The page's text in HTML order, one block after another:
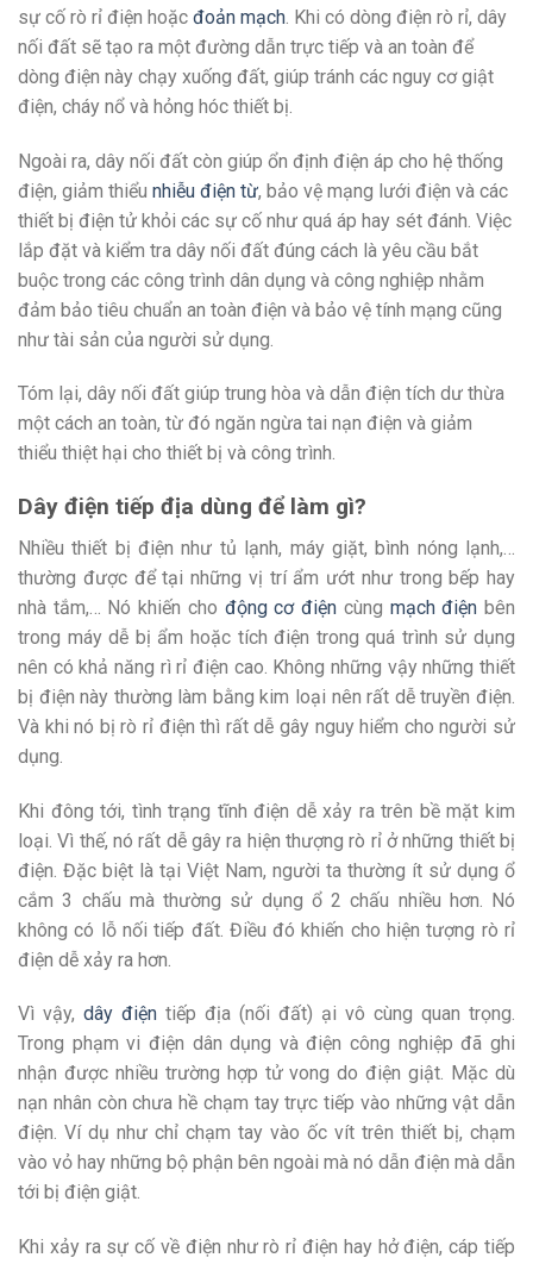
sự cố rò rỉ điện hoặc đoản mạch . Khi có dòng điện rò rỉ, dây
nối đất sẽ tạo ra một đường dẫn trực tiếp và an toàn để
dòng điện này chạy xuống đất, giúp tránh các nguy cơ giật
điện, cháy nổ và hỏng hóc thiết bị.
Ngoài ra, dây nối đất còn giúp ổn định điện áp cho hệ thống
điện, giảm thiểu nhiễu điện từ, bảo vệ mạng lưới điện và các
thiết bị điện tử khỏi các sự cố như quá áp hay sét đánh. Việc
lắp đặt và kiểm tra dây nối đất đúng cách là yêu cầu bắt
buộc trong các công trình dân dụng và công nghiệp nhằm
đảm bảo tiêu chuẩn an toàn điện và bảo vệ tính mạng cũng
như tài sản của người sử dụng.
Tóm lại, dây nối đất giúp trung hòa và dẫn điện tích dư thừa
một cách an toàn, từ đó ngăn ngừa tai nạn điện và giảm
thiểu thiệt hại cho thiết bị và công trình.
Dây điện tiếp địa dùng để làm gì?
Nhiều thiết bị điện như tủ lạnh, máy giặt, bình nóng lạnh,…
thường được để tại những vị trí ẩm ướt như trong bếp hay
nhà tắm,… Nó khiến cho động cơ điện cùng mạch điện bên
trong máy dễ bị ẩm hoặc tích điện trong quá trình sử dụng
nên có khả năng rì rỉ điện cao. Không những vậy những thiết
bị điện này thường làm bằng kim loại nên rất dễ truyền điện.
Và khi nó bị rò rỉ điện thì rất dễ gây nguy hiểm cho người sử
dụng.
Khi đông tới, tình trạng tĩnh điện dễ xảy ra trên bề mặt kim
loại. Vì thế, nó rất dễ gây ra hiện thượng rò rỉ ở những thiết bị
điện. Đặc biệt là tại Việt Nam, người ta thường ít sử dụng ổ
cắm 3 chấu mà thường sử dụng ổ 2 chấu nhiều hơn. Nó
không có lỗ nối tiếp đất. Điều đó khiến cho hiện tượng rò rỉ
điện dễ xảy ra hơn.
Vì vậy, dây điện tiếp địa (nối đất) ại vô cùng quan trọng.
Trong phạm vi điện dân dụng và điện công nghiệp đã ghi
nhận được nhiều trường hợp tử vong do điện giật. Mặc dù
nạn nhân còn chưa hề chạm tay trực tiếp vào những vật dẫn
điện. Ví dụ như chỉ chạm tay vào ốc vít trên thiết bị, chạm
vào vỏ hay những bộ phận bên ngoài mà nó dẫn điện mà dẫn
tới bị điện giật.
Khi xảy ra sự cố về điện như rò rỉ điện hay hở điện, cáp tiếp